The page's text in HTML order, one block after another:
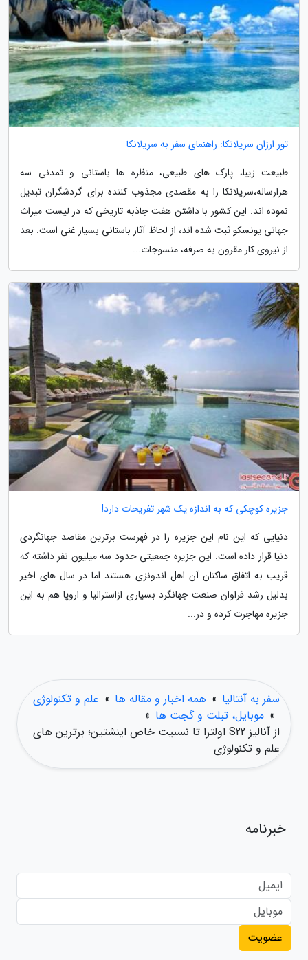
تور ارزان سریلانکا: راهنمای سفر به سریلانکا
طبیعت زیبا، پارک های طبیعی، منظره ها باستانی و تمدنی سه
هزارساله،سریلانکا را به مقصدی مجذوب کننده برای گردشگران تبدیل
نموده اند. این کشور با داشتن هفت جاذبه تاریخی که در لیست میراث
جهانی یونسکو ثبت شده اند، از لحاظ آثار باستانی بسیار غنی است. بعد
از نیروی کار مقرون به صرفه، منسوجات...
جزیره کوچکی که به اندازه یک شهر تفریحات دارد!
دنیایی که این نام این جزیره را در فهرست برترین مقاصد جهانگردی
دنیا قرار داده است. این جزیره جمعیتی حدود سه میلیون نفر داشته که
قریب به اتفاق ساکنان آن اهل اندونزی هستند اما در سال های اخیر
بدلیل رشد فراوان صنعت جهانگرد بسیاری ازاسترالیا و اروپا هم به این
جزیره مهاجرت کرده و در...
سفر به آنتالیا » همه اخبار و مقاله ها » علم و تکنولوژی
» موبایل، تبلت و گجت ها »
از آنالیز S22 اولترا تا نسبیت خاص اینشتین؛ برترین های
علم و تکنولوژی
خبرنامه
عضویت